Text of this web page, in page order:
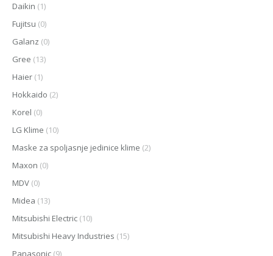
Daikin (1)
Fujitsu (0)
Galanz (0)
Gree (13)
Haier (1)
Hokkaido (2)
Korel (0)
LG Klime (10)
Maske za spoljasnje jedinice klime (2)
Maxon (0)
MDV (0)
Midea (13)
Mitsubishi Electric (10)
Mitsubishi Heavy Industries (15)
Panasonic (9)